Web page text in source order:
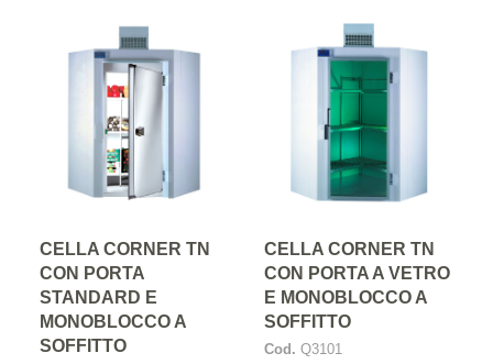
CELLA CORNER TN
CON PORTA
STANDARD E
MONOBLOCCO A
SOFFITTO
CELLA CORNER TN
CON PORTA A VETRO
E MONOBLOCCO A
SOFFITTO
Cod. Q3101